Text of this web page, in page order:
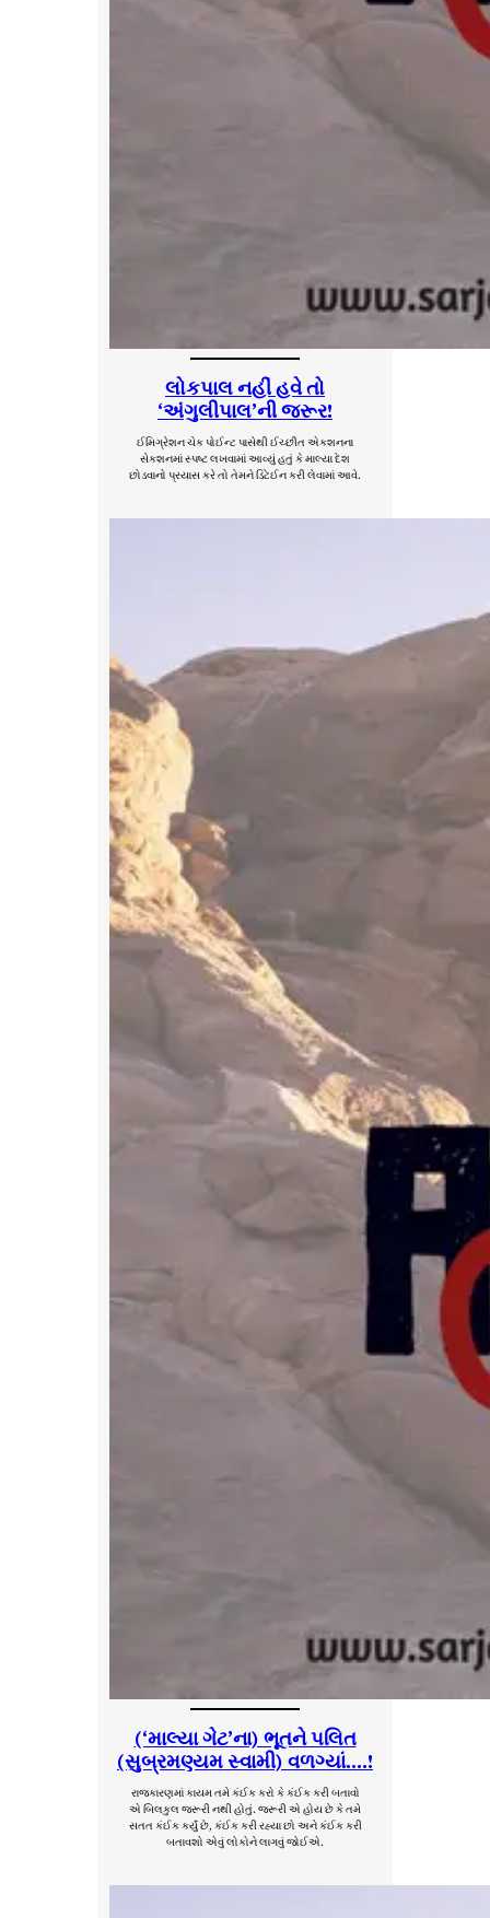
લોકપાલ નહીં હવે તો
‘અંગુલીપાલ’ની જરૂર!
ઈમિગ્રેશન ચેક પોઈન્ટ પાસેથી ઈચ્છીત એકશનના
સેકશનમાં સ્પષ્ટ લખવામાં આવ્યું હતું કે માલ્યા દેશ
છોડવાનો પ્રયાસ કરે તો તેમને ડિટેઈન કરી લેવામાં આવે.
(‘માલ્યા ગેટ’ના) ભૂતને પલિત
(સુબ્રમણ્યમ સ્વામી) વળગ્યાં….!
રાજકારણમાં કાયમ તમે કંઈક કરો કે કંઈક કરી બતાવો
એ બિલકુલ જરૂરી નથી હોતું. જરૂરી એ હોય છે કે તમે
સતત કંઈક કર્યું છે, કંઈક કરી રહ્યા છો અને કંઈક કરી
બતાવશો એવું લોકોને લાગવું જોઈએ.